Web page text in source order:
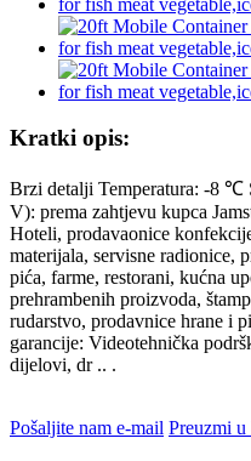
Kratki opis:
Brzi detalji Temperatura: -8
V): prema zahtjevu kupca
Hoteli, prodavaonice
materijala, servisne radionice,
pića, farme, restorani, kućna
prehrambenih proizvoda,
rudarstvo, prodavnice hrane i
garancije: Videotehnička
dijelovi, dr .. .
Pošaljite nam e-mail Preuzmi